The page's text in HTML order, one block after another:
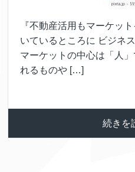
『不動産活用もマーケ
いているところに ビジネ
マーケットの中心は「人
れるものや […]
続きを